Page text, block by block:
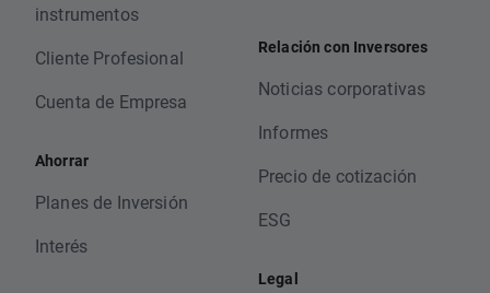
instrumentos
Cliente Profesional
Cuenta de Empresa
Ahorrar
Planes de Inversión
Interés
Relación con Inversores
Noticias corporativas
Informes
Precio de cotización
ESG
Legal